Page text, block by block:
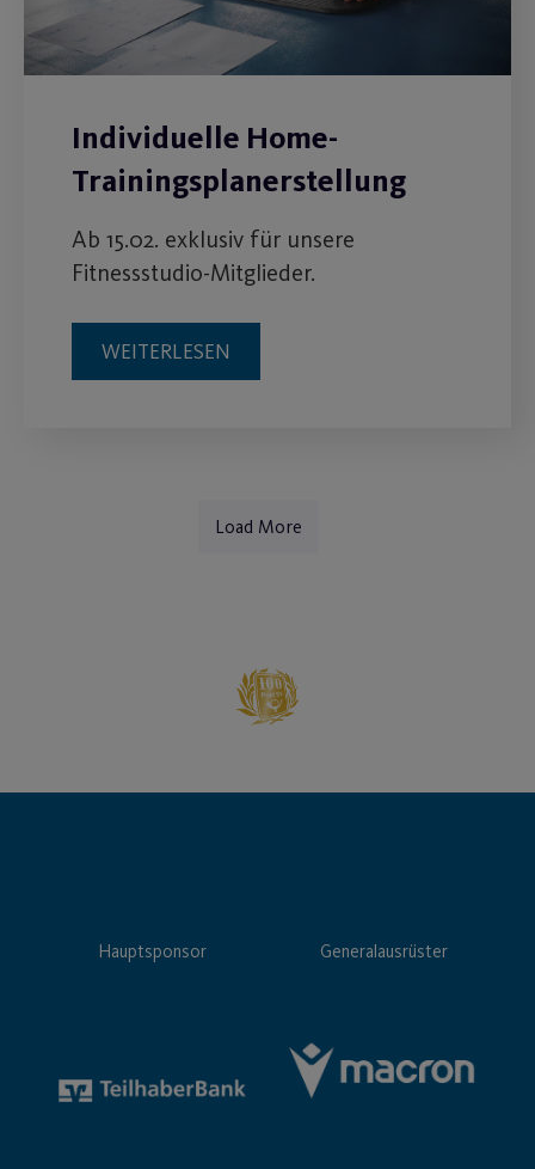
Individuelle Home-
Trainingsplanerstellung
Ab 15.02. exklusiv für unsere
Fitnessstudio-Mitglieder.
WEITERLESEN
Load More
Hauptsponsor Generalausrüster